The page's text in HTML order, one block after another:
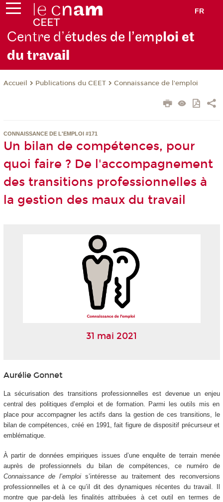
FR
Centre d’études de l’emploi et
du travail
Accueil Publications du CEET Connaissance de l'emploi
CONNAISSANCE DE L'EMPLOI #171
Un bilan de compétences, pour
quoi faire ? De l'accompagnement
des transitions professionnelles à
la gestion des maux du travail
31 mai 2021
Aurélie Gonnet
La sécurisation des transitions professionnelles est devenue un enjeu
central des politiques d’emploi et de formation. Parmi les outils mis en
place pour accompagner les actifs dans la gestion de ces transitions, le
bilan de compétences, créé en 1991, fait figure de dispositif précurseur et
emblématique.
À partir de données empiriques issues d’une enquête de terrain menée
auprès de professionnels du bilan de compétences, ce numéro de
Connaissance de l’emplois’intéresse au traitement des reconversions
professionnelles et à ce qu’il dit des dynamiques récentes du travail. Il
montre que par-delà les finalités attribuées à cet outil en termes de